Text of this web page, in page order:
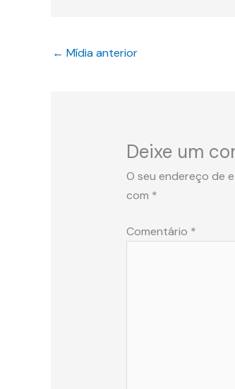
← Mídia anterior
Deixe um
O seu endereço de
com *
Comentário *